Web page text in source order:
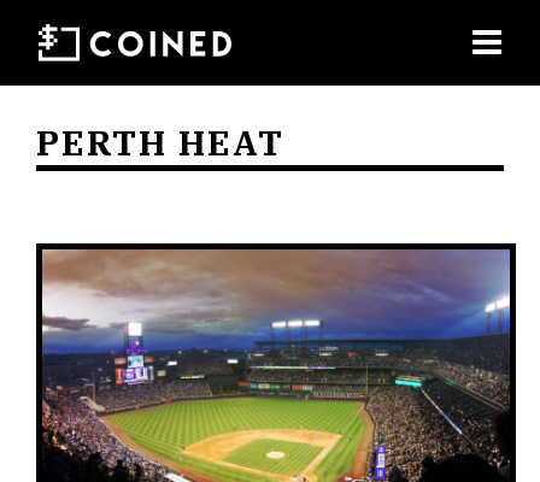
PERTH HEAT